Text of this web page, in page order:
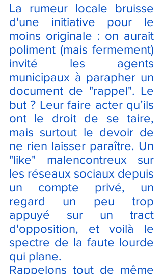
La rumeur locale bruisse
d'une initiative pour le
moins originale : on aurait
poliment (mais fermement)
invité les agents
municipaux à parapher un
document de "rappel". Le
but ? Leur faire acter qu’ils
ont le droit de se taire,
mais surtout le devoir de
ne rien laisser paraître. Un
"like" malencontreux sur
les réseaux sociaux depuis
un compte privé, un
regard un peu trop
appuyé sur un tract
d'opposition, et voilà le
spectre de la faute lourde
qui plane.
Rappelons tout de même